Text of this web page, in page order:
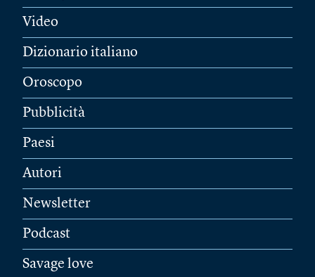
Video
Dizionario italiano
Oroscopo
Pubblicità
Paesi
Autori
Newsletter
Podcast
Savage love